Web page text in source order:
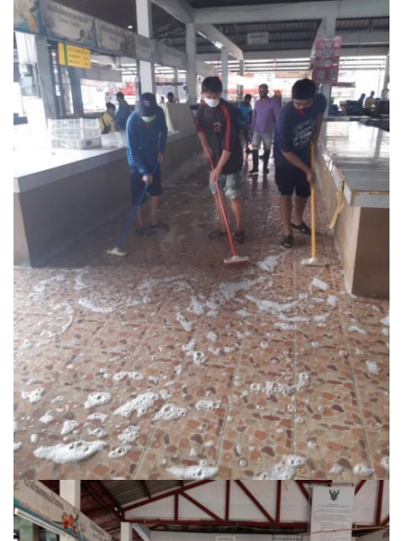
ลองนอนนา
วรนครเพลส
วิดาโฮม
สลีพ&ฟิชชิ่ง
อิงขว้างโฮมสเตย์
อิงดอยปัว
อุ่นไอปัว
อูปแก้วรีสอร์ท
ฮอมฮักแกลเลอรี่
ฮักปัวโฮเทล
เพลินใจ โฮมสเตย์